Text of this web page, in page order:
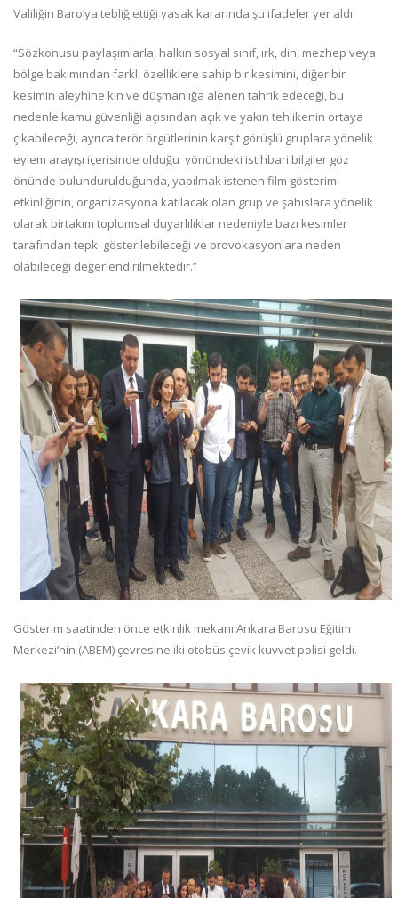
Valiliğin Baro’ya tebliğ ettiği yasak kararında şu ifadeler yer aldı:
“Sözkonusu paylaşımlarla, halkın sosyal sınıf, ırk, din, mezhep veya
bölge bakımından farklı özelliklere sahip bir kesimini, diğer bir
kesimin aleyhine kin ve düşmanlığa alenen tahrik edeceği, bu
nedenle kamu güvenliği açısından açık ve yakın tehlikenin ortaya
çıkabileceği, ayrıca terör örgütlerinin karşıt görüşlü gruplara yönelik
eylem arayışı içerisinde olduğu yönündeki istihbari bilgiler göz
önünde bulundurulduğunda, yapılmak istenen film gösterimi
etkinliğinin, organizasyona katılacak olan grup ve şahıslara yönelik
olarak birtakım toplumsal duyarlılıklar nedeniyle bazı kesimler
tarafından tepki gösterilebileceği ve provokasyonlara neden
olabileceği değerlendirilmektedir.”
Gösterim saatinden önce etkinlik mekanı Ankara Barosu Eğitim
Merkezi’nin (ABEM) çevresine iki otobüs çevik kuvvet polisi geldi.